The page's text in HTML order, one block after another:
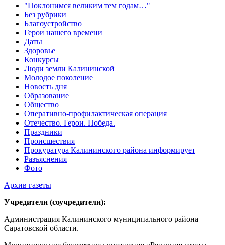
"Поклонимся великим тем годам…"
Без рубрики
Благоустройство
Герои нашего времени
Даты
Здоровье
Конкурсы
Люди земли Калининской
Молодое поколение
Новость дня
Образование
Общество
Оперативно-профилактическая операция
Отечество. Герои. Победа.
Праздники
Происшествия
Прокуратура Калининского района информирует
Разъяснения
Фото
Архив газеты
Учредители (соучредители):
Администрация Калининского муниципального района
Саратовской области.